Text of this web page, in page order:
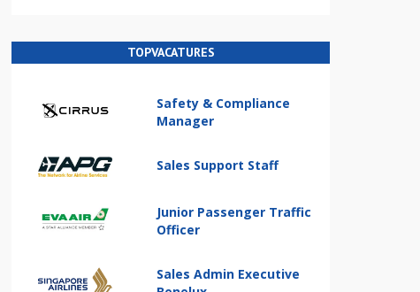
TOPVACATURES
Safety & Compliance
Manager
Sales Support Staff
Junior Passenger Traffic
Officer
Sales Admin Executive